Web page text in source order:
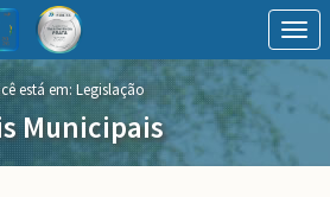
está em:Legislação
Municipais